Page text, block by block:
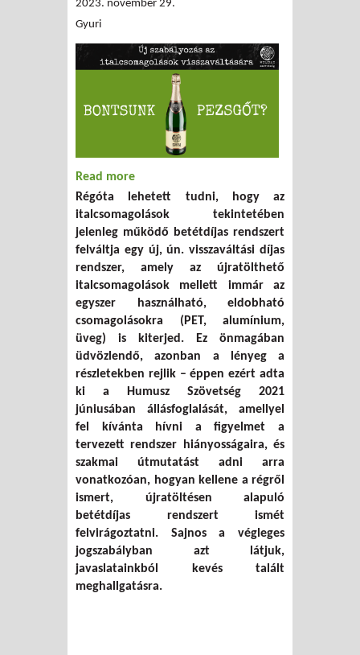
2023. november 29.
Gyuri
Read more
lépő visszaváltási rendszernek? -
FRISSÍTVE
Régóta lehetett tudni, hogy az
italcsomagolások tekintetében
jelenleg működő betétdíjas rendszert
felváltja egy új, ún. visszaváltási díjas
rendszer, amely az újratölthető
italcsomagolások mellett immár az
egyszer használható, eldobható
csomagolásokra (PET, alumínium,
üveg) is kiterjed. Ez önmagában
üdvözlendő, azonban a lényeg a
részletekben rejlik – éppen ezért adta
ki a Humusz Szövetség 2021
júniusában állásfoglalását, amellyel
fel kívánta hívni a figyelmet a
tervezett rendszer hiányosságaira, és
szakmai útmutatást adni arra
vonatkozóan, hogyan kellene a régről
ismert, újratöltésen alapuló
betétdíjas rendszert ismét
felvirágoztatni. Sajnos a végleges
jogszabályban azt látjuk,
javaslatainkból kevés talált
meghallgatásra.